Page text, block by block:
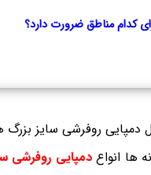
کدام مناطق ضرورت دارد؟
دمپایی روفرشی سایز
ها انواعدمپایی روفرشی